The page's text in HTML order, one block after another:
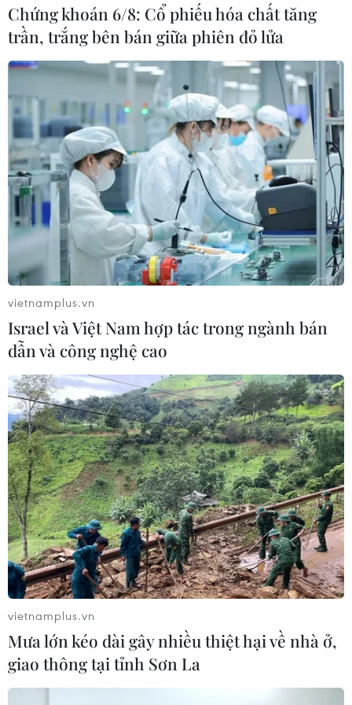
Google bắt đầu dừng hoạt động dự án
mạng xã hội thất bại Google+
03/04/2019 06:45
Google đã chính thức bắt đầu quá trình đóng cửa và
xóa tất cả các tài khoản của người dùng trên nền tảng
mạng xã hội Google+, chấm dứt nỗ lực cạnh tranh trực
tiếp với các đối thủ như Facebook.
Chứng khoán 6/8: Cổ phiếu hóa chất tăng
trần, trắng bên bán giữa phiên đỏ lửa
vietnamplus.vn
Israel và Việt Nam hợp tác trong ngành bán
dẫn và công nghệ cao
vietnamplus.vn
Mưa lớn kéo dài gây nhiều thiệt hại về nhà ở,
giao thông tại tỉnh Sơn La